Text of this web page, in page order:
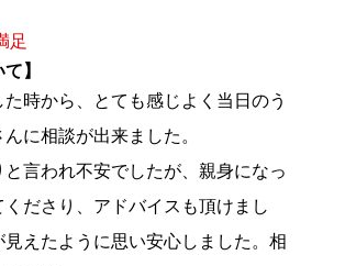
足
】
時から、とても感じよく当日のう
に相談が出来ました。
言われ不安でしたが、親身になっ
ださり、アドバイスも頂けまし
見えたように思い安心しました。相